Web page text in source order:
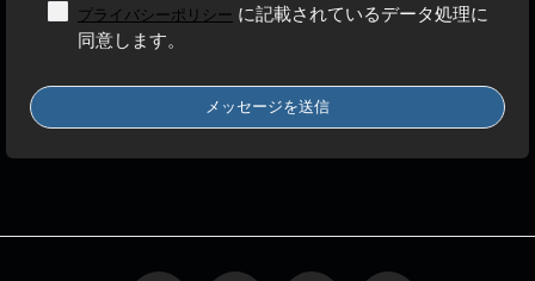
プライバシーポリシー に記載されているデータ処理に
同意します。